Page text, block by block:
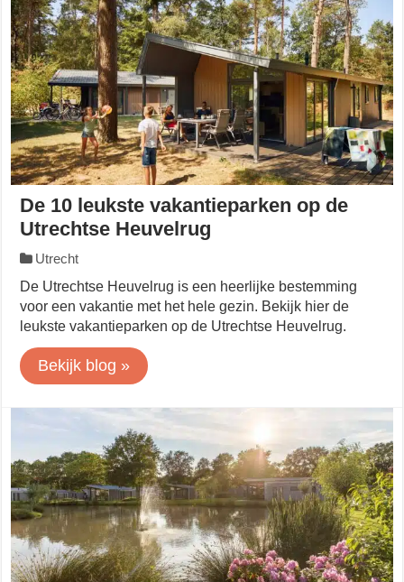
De 10 leukste vakantieparken op de
Utrechtse Heuvelrug
Utrecht
De Utrechtse Heuvelrug is een heerlijke bestemming
voor een vakantie met het hele gezin. Bekijk hier de
leukste vakantieparken op de Utrechtse Heuvelrug.
Bekijk blog »